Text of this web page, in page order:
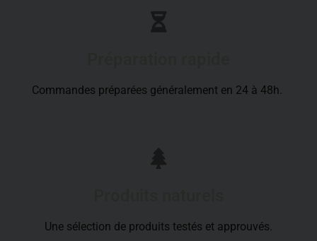
Commandes préparées généralement en 24 à 48h.
Une sélection de produits testés et approuvés.